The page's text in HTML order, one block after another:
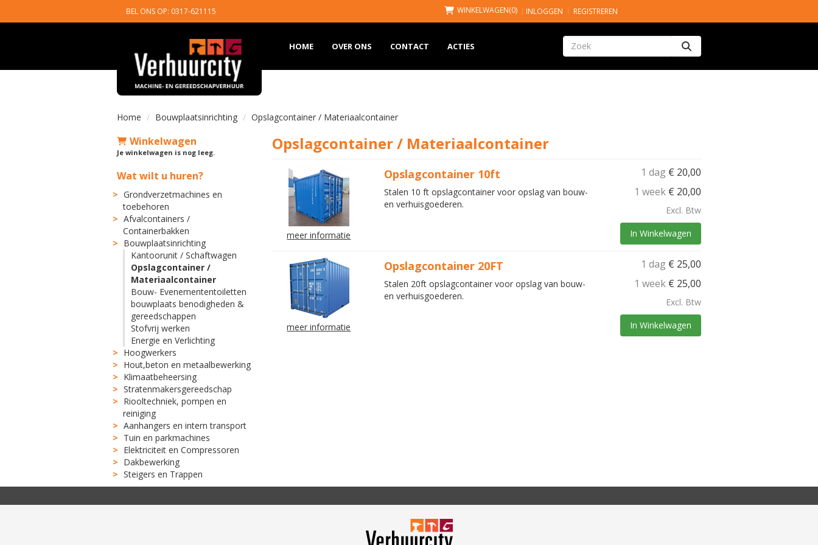
BEL ONS OP: 0317-621115 WINKELWAGEN(0) INLOGGEN REGISTREREN
HOME OVER ONS CONTACT ACTIES Zoeken
Home Bouwplaatsinrichting Opslagcontainer / Materiaalcontainer
Winkelwagen
Je winkelwagen is nog leeg.
Wat wilt u huren?
Grondverzetmachines en
toebehoren
Afvalcontainers /
Containerbakken
Bouwplaatsinrichting
Kantoorunit / Schaftwagen
Opslagcontainer /
Materiaalcontainer
Bouw- Evenemententoiletten
bouwplaats benodigheden &
gereedschappen
Stofvrij werken
Energie en Verlichting
Hoogwerkers
Hout,beton en metaalbewerking
Klimaatbeheersing
Stratenmakersgereedschap
Riooltechniek, pompen en
reiniging
Aanhangers en intern transport
Tuin en parkmachines
Elektriciteit en Compressoren
Dakbewerking
Steigers en Trappen
Opslagcontainer / Materiaalcontainer
meer informatie
1 dag € 20,00
1 week € 20,00
Excl. Btw
In Winkelwagen
Opslagcontainer 10ft
Stalen 10 ft opslagcontainer voor opslag van bouw-
en verhuisgoederen.
meer informatie
1 dag € 25,00
1 week € 25,00
Excl. Btw
In Winkelwagen
Opslagcontainer 20FT
Stalen 20ft opslagcontainer voor opslag van bouw-
en verhuisgoederen.